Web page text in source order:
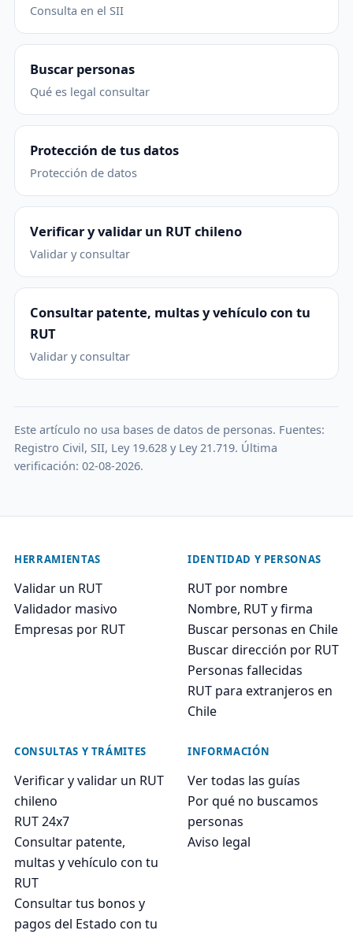
Consulta en el SII
Buscar personas
Qué es legal consultar
Protección de tus datos
Protección de datos
Verificar y validar un RUT chileno
Validar y consultar
Consultar patente, multas y vehículo con tu
RUT
Validar y consultar
Este artículo no usa bases de datos de personas. Fuentes:
Registro Civil, SII, Ley 19.628 y Ley 21.719. Última
verificación: 02-08-2026.
HERRAMIENTAS
Validar un RUT
Validador masivo
Empresas por RUT
IDENTIDAD Y PERSONAS
RUT por nombre
Nombre, RUT y firma
Buscar personas en Chile
Buscar dirección por RUT
Personas fallecidas
RUT para extranjeros en
Chile
CONSULTAS Y TRÁMITES
Verificar y validar un RUT
chileno
RUT 24x7
Consultar patente,
multas y vehículo con tu
RUT
Consultar tus bonos y
pagos del Estado con tu
INFORMACIÓN
Ver todas las guías
Por qué no buscamos
personas
Aviso legal